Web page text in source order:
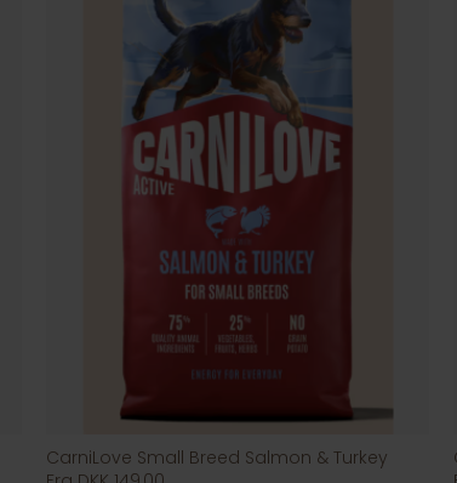
CarniLove Small Breed Salmon & Turkey